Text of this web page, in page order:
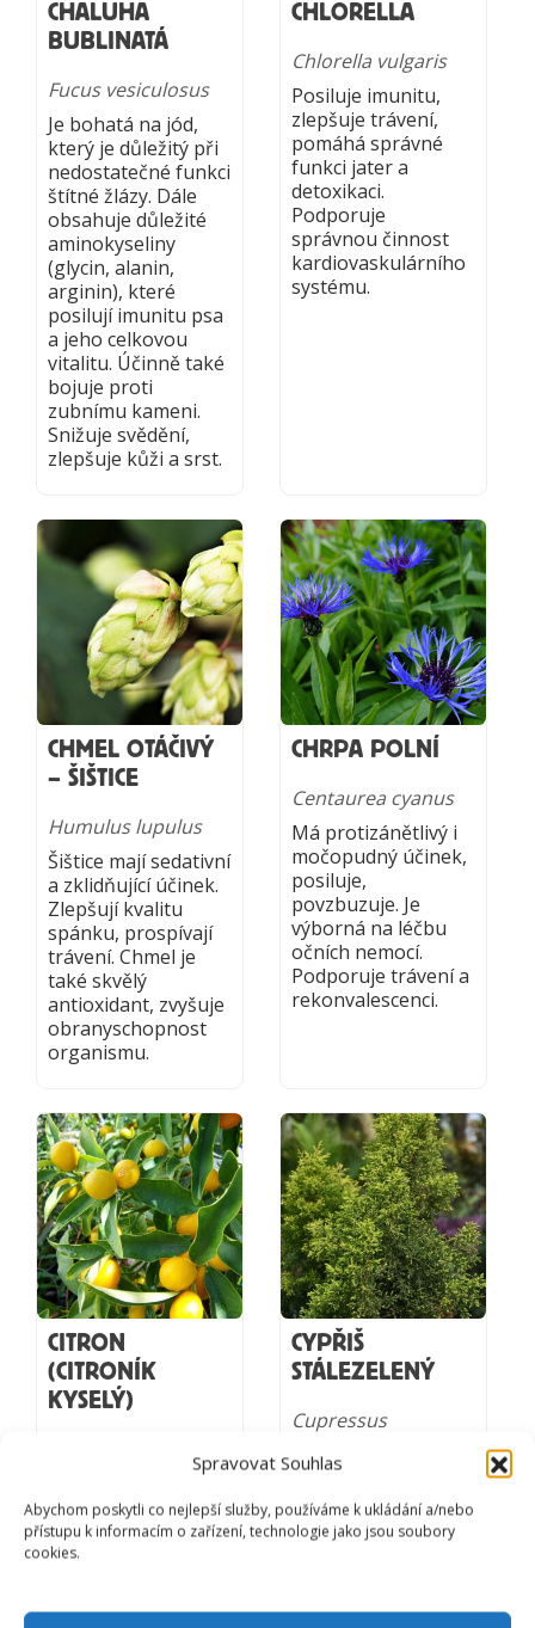
Spravovat Souhlas
Abychom poskytli co nejlepší služby, používáme k ukládání a/nebo
přístupu k informacím o zařízení, technologie jako jsou soubory
cookies.
CHALUHA
BUBLINATÁ
Fucus vesiculosus
Je bohatá na jód,
který je důležitý při
nedostatečné funkci
štítné žlázy. Dále
obsahuje důležité
aminokyseliny
(glycin, alanin,
arginin), které
posilují imunitu psa
a jeho celkovou
vitalitu. Účinně také
bojuje proti
zubnímu kameni.
Snižuje svědění,
zlepšuje kůži a srst.
CHLORELLA
Chlorella vulgaris
Posiluje imunitu,
zlepšuje trávení,
pomáhá správné
funkci jater a
detoxikaci.
Podporuje
správnou činnost
kardiovaskulárního
systému.
CHMEL OTÁČIVÝ
– ŠIŠTICE
Humulus lupulus
Šištice mají sedativní
a zklidňující účinek.
Zlepšují kvalitu
spánku, prospívají
trávení. Chmel je
také skvělý
antioxidant, zvyšuje
obranyschopnost
organismu.
CHRPA POLNÍ
Centaurea cyanus
Má protizánětlivý i
močopudný účinek,
posiluje,
povzbuzuje. Je
výborná na léčbu
očních nemocí.
Podporuje trávení a
rekonvalescenci.
CITRON
(CITRONÍK
KYSELÝ)
Posiluje a omlazuje,
podporuje růst
buněk. Má také
protizánětlivé
CYPŘIŠ
STÁLEZELENÝ
Cupressus
Od starověku je
cypřiš uznávaný
jako pomocník při
kašli, pro zmírnění
moči.